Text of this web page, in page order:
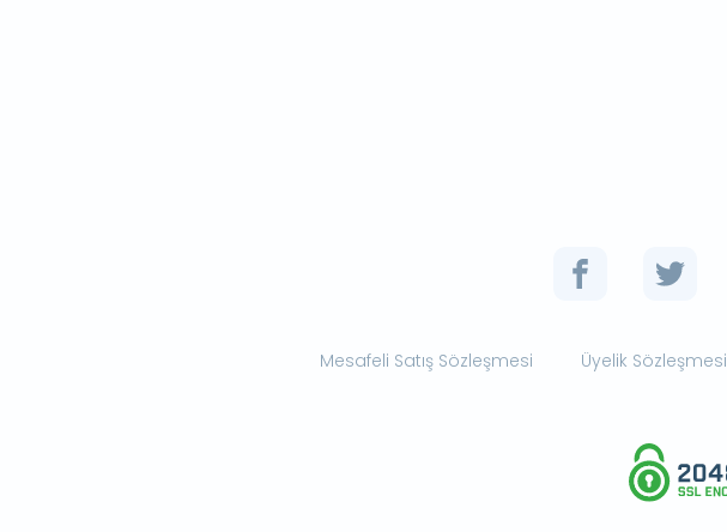
Mesafeli Satış Sözleşmesi Üyelik Sözleşmesi